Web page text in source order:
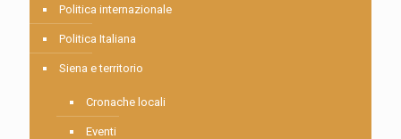
Politica internazionale
Politica Italiana
Siena e territorio
Cronache locali
Eventi